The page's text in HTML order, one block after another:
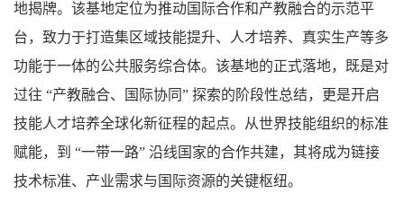
地揭牌。该基地定位为推动国际合作和产教融合的示范平
台，致力于打造集区域技能提升、人才培养、真实生产等多
功能于一体的公共服务综合体。该基地的正式落地，既是对
过往 “产教融合、国际协同” 探索的阶段性总结，更是开启
技能人才培养全球化新征程的起点。从世界技能组织的标准
赋能，到 “一带一路” 沿线国家的合作共建，其将成为链接
技术标准、产业需求与国际资源的关键枢纽。